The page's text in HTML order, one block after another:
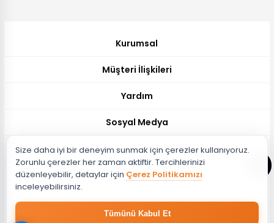
Kurumsal
Müşteri İlişkileri
Yardım
Sosyal Medya
Müşteri Hizmetleri
Müşteri Destek Hattı
444 51 26
Müşteri Destek Maili
musteri@evdema.com
Size daha iyi bir deneyim sunmak için çerezler kullanıyoruz.
Zorunlu çerezler her zaman aktiftir. Tercihlerinizi
düzenleyebilir, detaylar için Çerez Politikamızı
inceleyebilirsiniz.
Tümünü Kabul Et